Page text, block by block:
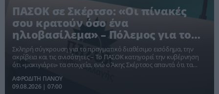
ΠΑΣΟΚ σε Σκέρτσο: «Οι πίνακές
σου κρατούν όσο ένα
ηλιοβασίλεμα» – Πόλεμος για το
πορτοφόλι των Ελλήνων
Σκληρή σύγκρουση για το πραγματικό διαθέσιμο εισόδημα, την
ακρίβεια και τις ανισότητες – Το ΠΑΣΟΚ κατηγορεί την κυβέρνηση
ότι «μακιγιάρει» τα στοιχεία, ενώ ο Άκης Σκέρτσος απαντά ότι τα
ΑΦΡΟΔΙΤΗ ΠΑΝΟΥ
09.08.2026 | 07:00